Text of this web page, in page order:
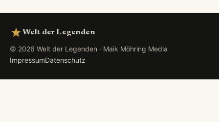
Welt der Legenden
© 2026 Welt der Legenden · Maik Möhring Media
ImpressumDatenschutz